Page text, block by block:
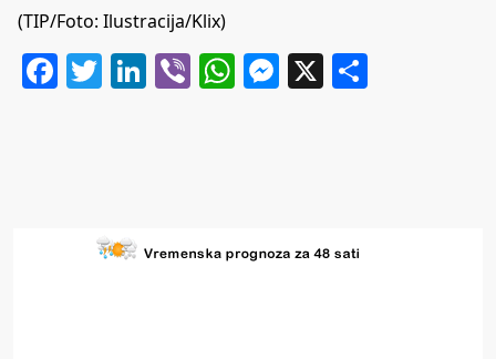
(TIP/Foto: Ilustracija/Klix)
Facebook
Twitter
LinkedIn
ViberWhatsApp
Messenger
X